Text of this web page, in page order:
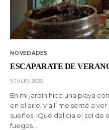
NOVEDADES
ESCAPARATE DE
9 JULIO, 2025
En mi jardín hice una playa
en el aire, y allí me senté a
sueños. ¡Qué delicia el sol
fuegos…